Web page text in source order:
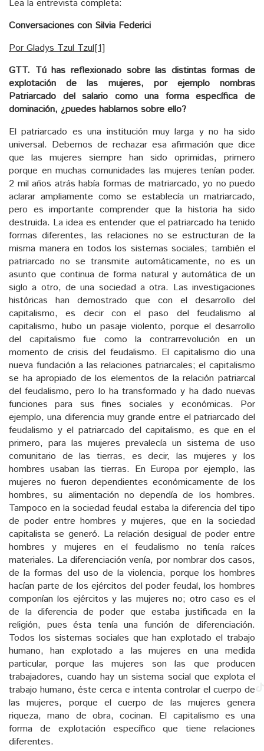
Lea la entrevista completa:
Conversaciones con Silvia Federici
Por Gladys Tzul Tzul[1]
GTT. Tú has reflexionado sobre las distintas formas de
explotación de las mujeres, por ejemplo nombras
Patriarcado del salario como una forma específica de
dominación, ¿puedes hablarnos sobre ello?
El patriarcado es una institución muy larga y no ha sido
universal. Debemos de rechazar esa afirmación que dice
que las mujeres siempre han sido oprimidas, primero
porque en muchas comunidades las mujeres tenían poder.
2 mil años atrás había formas de matriarcado, yo no puedo
aclarar ampliamente como se establecía un matriarcado,
pero es importante comprender que la historia ha sido
destruida. La idea es entender que el patriarcado ha tenido
formas diferentes, las relaciones no se estructuran de la
misma manera en todos los sistemas sociales; también el
patriarcado no se transmite automáticamente, no es un
asunto que continua de forma natural y automática de un
siglo a otro, de una sociedad a otra. Las investigaciones
históricas han demostrado que con el desarrollo del
capitalismo, es decir con el paso del feudalismo al
capitalismo, hubo un pasaje violento, porque el desarrollo
del capitalismo fue como la contrarrevolución en un
momento de crisis del feudalismo. El capitalismo dio una
nueva fundación a las relaciones patriarcales; el capitalismo
se ha apropiado de los elementos de la relación patriarcal
del feudalismo, pero lo ha transformado y ha dado nuevas
funciones para sus fines sociales y económicas. Por
ejemplo, una diferencia muy grande entre el patriarcado del
feudalismo y el patriarcado del capitalismo, es que en el
primero, para las mujeres prevalecía un sistema de uso
comunitario de las tierras, es decir, las mujeres y los
hombres usaban las tierras. En Europa por ejemplo, las
mujeres no fueron dependientes económicamente de los
hombres, su alimentación no dependía de los hombres.
Tampoco en la sociedad feudal estaba la diferencia del tipo
de poder entre hombres y mujeres, que en la sociedad
capitalista se generó. La relación desigual de poder entre
hombres y mujeres en el feudalismo no tenía raíces
materiales. La diferenciación venía, por nombrar dos casos,
de la formas del uso de la violencia, porque los hombres
hacían parte de los ejércitos del poder feudal, los hombres
componían los ejércitos y las mujeres no; otro caso es el
de la diferencia de poder que estaba justificada en la
religión, pues ésta tenía una función de diferenciación.
Todos los sistemas sociales que han explotado el trabajo
humano, han explotado a las mujeres en una medida
particular, porque las mujeres son las que producen
trabajadores, cuando hay un sistema social que explota el
trabajo humano, éste cerca e intenta controlar el cuerpo de
las mujeres, porque el cuerpo de las mujeres genera
riqueza, mano de obra, cocinan. El capitalismo es una
forma de explotación específico que tiene relaciones
diferentes.